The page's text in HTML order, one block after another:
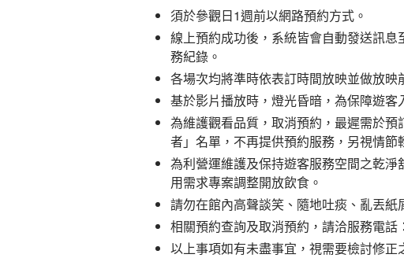
須於參觀日1週前以網路預約方式。
線上預約成功後，系統皆會自動發送訊
務紀錄。
各場次均將準時依表訂時間放映並做放
基於影片播放時，燈光昏暗，為保障遊
為維護觀看品質，取消預約，最遲需於
者」名單，不再提供預約服務，另視情節
為利營運維護及保持遊客服務空間之乾
用需求專案調整開放飲食。
請勿在館內高聲談笑、隨地吐痰、亂丟
相關預約查詢及取消預約，請洽服務電話
以上事項如有未盡事宜，視需要檢討修正